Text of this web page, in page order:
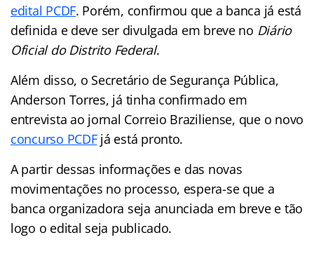
edital PCDF. Porém, confirmou que a banca já está
definida e deve ser divulgada em breve no Diário
Oficial do Distrito Federal.
Além disso, o Secretário de Segurança Pública,
Anderson Torres, já tinha confirmado em
entrevista ao jornal Correio Braziliense, que o novo
concurso PCDFjá está pronto.
A partir dessas informações e das novas
movimentações no processo, espera-se que a
banca organizadora seja anunciada em breve e tão
logo o edital seja publicado.